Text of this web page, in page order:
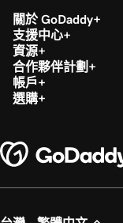
關於 GoDaddy
支援中心
資源
合作夥伴計劃
帳戶
選購